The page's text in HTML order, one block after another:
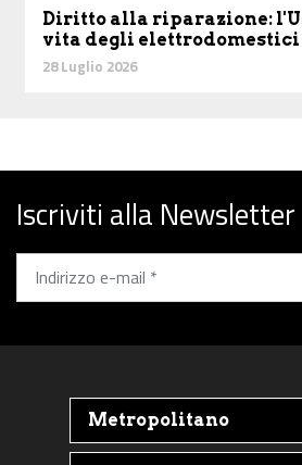
Diritto alla riparazione:
vita degli elettrodomestici
28 Luglio 2026
Iscriviti alla Newsletter
Metropolitano